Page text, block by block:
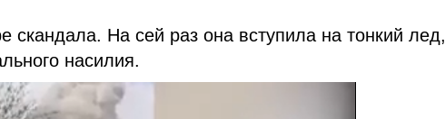
скандала. На сей раз она вступила на тонкий лед,
насилия.